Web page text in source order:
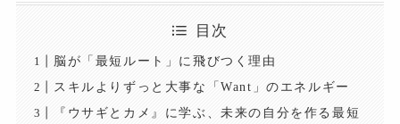
目次
脳が「最短ルート」に飛びつく理由
スキルよりずっと大事な「Want」のエネルギー
『ウサギとカメ』に学ぶ、未来の自分を作る最短